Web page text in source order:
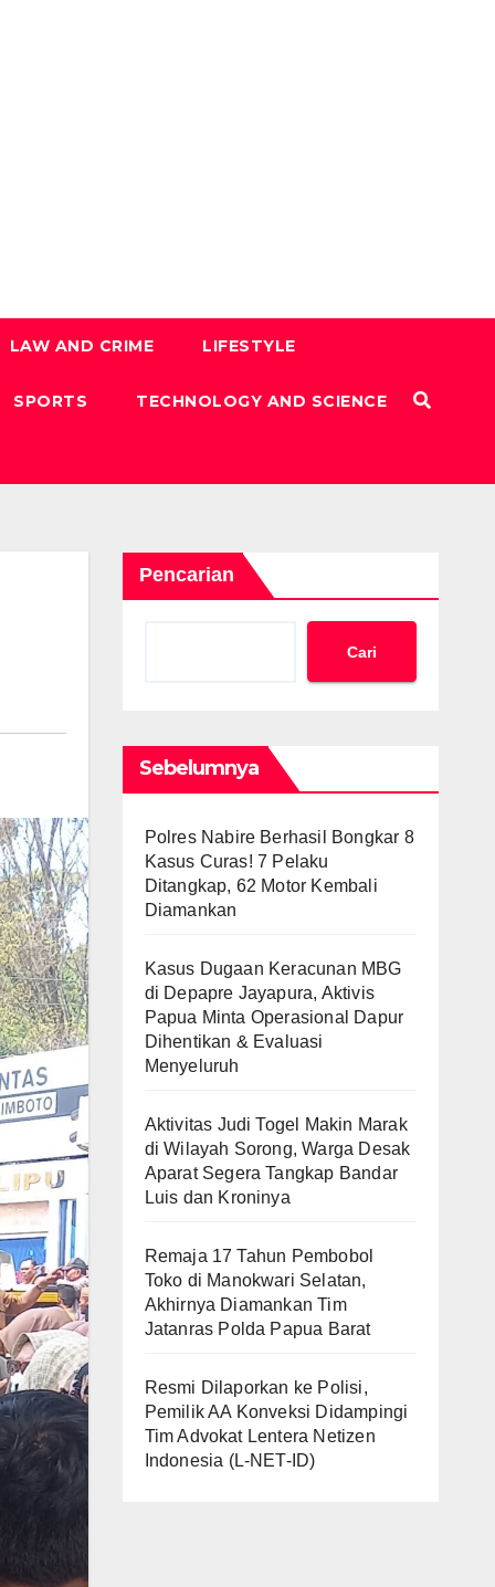
LAW AND CRIME LIFESTYLE
SPORTS TECHNOLOGY AND SCIENCE
Pencarian
Cari
Sebelumnya
Polres Nabire Berhasil Bongkar 8
Kasus Curas! 7 Pelaku
Ditangkap, 62 Motor Kembali
Diamankan
Kasus Dugaan Keracunan MBG
di Depapre Jayapura, Aktivis
Papua Minta Operasional Dapur
Dihentikan & Evaluasi
Menyeluruh
Aktivitas Judi Togel Makin Marak
di Wilayah Sorong, Warga Desak
Aparat Segera Tangkap Bandar
Luis dan Kroninya
Remaja 17 Tahun Pembobol
Toko di Manokwari Selatan,
Akhirnya Diamankan Tim
Jatanras Polda Papua Barat
Resmi Dilaporkan ke Polisi,
Pemilik AA Konveksi Didampingi
Tim Advokat Lentera Netizen
Indonesia (L-NET-ID)